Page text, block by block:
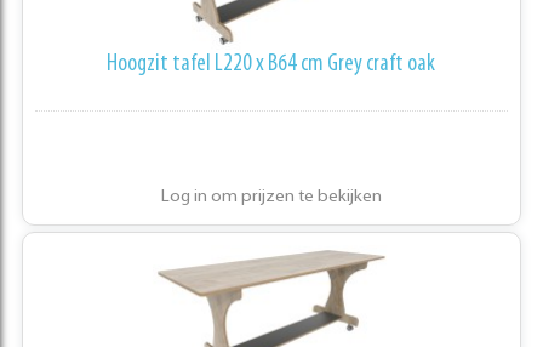
Hoogzit tafel L220 x B64 cm Grey craft oak
Log in om prijzen te bekijken